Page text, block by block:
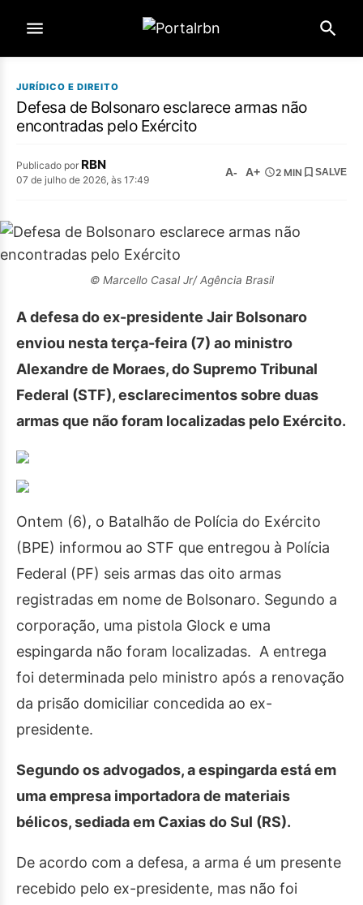
JURÍDICO E DIREITO
Defesa de Bolsonaro esclarece armas não
encontradas pelo Exército
Publicado por RBN
07 de julho de 2026, às 17:49
A- A+ 2 MIN SALVE
© Marcello Casal Jr/ Agência Brasil
A defesa do ex-presidente Jair Bolsonaro
enviou nesta terça-feira (7) ao ministro
Alexandre de Moraes, do Supremo Tribunal
Federal (STF), esclarecimentos sobre duas
armas que não foram localizadas pelo Exército.
Ontem (6), o Batalhão de Polícia do Exército
(BPE) informou ao STF que entregou à Polícia
Federal (PF) seis armas das oito armas
registradas em nome de Bolsonaro. Segundo a
corporação, uma pistola Glock e uma
espingarda não foram localizadas. A entrega
foi determinada pelo ministro após a renovação
da prisão domiciliar concedida ao ex-
presidente.
Segundo os advogados, a espingarda está em
uma empresa importadora de materiais
bélicos, sediada em Caxias do Sul (RS).
De acordo com a defesa, a arma é um presente
recebido pelo ex-presidente, mas não foi